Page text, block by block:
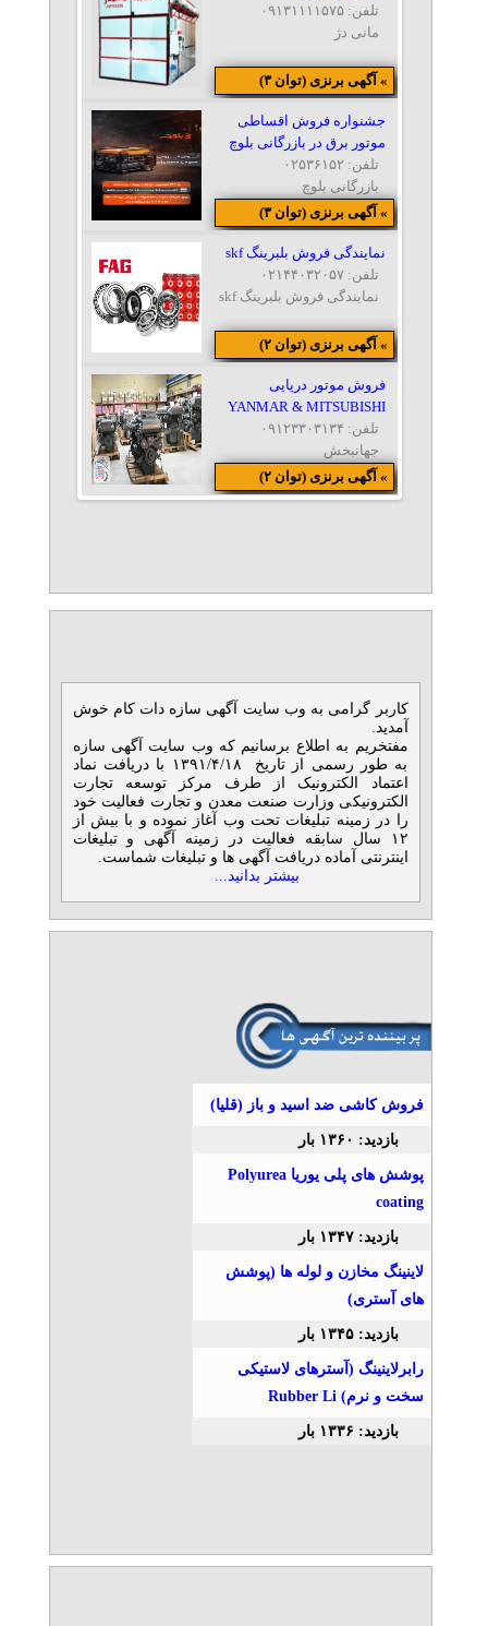
مانی دژ
تلفن: ۰۹۱۳۱۱۱۱۵۷۵
» آگهی برنزی (توان ۳)
جشنواره فروش اقساطی
موتور برق در بازرگانی بلوچ
بازرگانی بلوچ
تلفن: ۰۲۵۳۶۱۵۲
» آگهی برنزی (توان ۳)
نمایندگی فروش بلبرینگ skf
نمایندگی فروش بلبرینگ skf
تلفن: ۰۲۱۴۴۰۳۲۰۵۷
» آگهی برنزی (توان ۲)
فروش موتور دریایی
YANMAR & MITSUBISHI
جهانبخش
تلفن: ۰۹۱۲۳۳۰۳۱۳۴
» آگهی برنزی (توان ۲)
» آگهی برنزی (توان ۲)
آهن پرایس
» آگهی برنزی (توان ۱)
خدمات چاپ سه بعدی
شرکت تری دی پارسی
تلفن: ۰۲۱۹۱۰۳۵۷۵۳
فلنج و شیرآلات
تزریق پلاستیک قالب پلاستیک
و قطعات هود آشپزخانه
آبتین
قطعه سازی و قالب سازی
درگروه تولیدی صنعتی آبتین
آبتین
قالب سازی و تزریق پلاستیک
تلفن: ۰۲۱۷۶۲۱۷۵۵۵
نيكران بلبرينگ
کاربر گرامی به وب سایت آگهی سازه دات کام خوش
آمدید.
مفتخریم به اطلاع برسانیم که وب سایت آگهی سازه
به طور رسمی از تاریخ ۱۳۹۱/۴/۱۸ با دریافت نماد
اعتماد الکترونیک از طرف مرکز توسعه تجارت
الکترونیکی وزارت صنعت معدن و تجارت فعالیت خود
را در زمینه تبلیغات تحت وب آغاز نموده و با بیش از
۱۲ سال سابقه فعالیت در زمینه آگهی و تبلیغات
اینترنتی آماده دریافت آگهی ها و تبلیغات شماست.
بیشتر بدانید...
فروش کاشی ضد اسید و باز (قلیا)
بازدید: ۱۳۶۰ بار
پوشش های پلی یوریا Polyurea
coating
بازدید: ۱۳۴۷ بار
لاینینگ مخازن و لوله ها (پوشش
های آستری)
بازدید: ۱۳۴۵ بار
رابرلاینینگ (آسترهای لاستیکی
سخت و نرم) Rubber Li
بازدید: ۱۳۳۶ بار